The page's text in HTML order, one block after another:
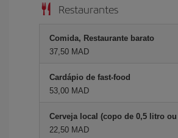
Restaurantes
Comida, Restaurante barato
37,50 MAD
Cardápio de fast-food
53,00 MAD
Cerveja local (copo de 0,5 litro
22,50 MAD